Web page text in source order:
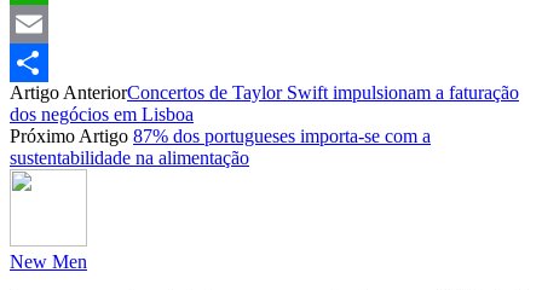
WhatsApp
Email
Partilhar
Artigo AnteriorConcertos de Taylor Swift impulsionam a faturação
dos negócios em Lisboa
Próximo Artigo 87% dos portugueses importa-se com a
sustentabilidade na alimentação
New Men